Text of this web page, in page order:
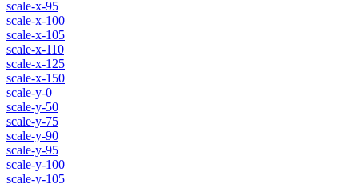
scale-x-95
scale-x-100
scale-x-105
scale-x-110
scale-x-125
scale-x-150
scale-y-0
scale-y-50
scale-y-75
scale-y-90
scale-y-95
scale-y-100
scale-y-105